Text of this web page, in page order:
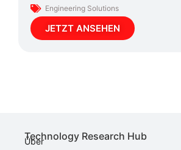
Engineering Solutions
JETZT ANSEHEN
Technology Research Hub
Über